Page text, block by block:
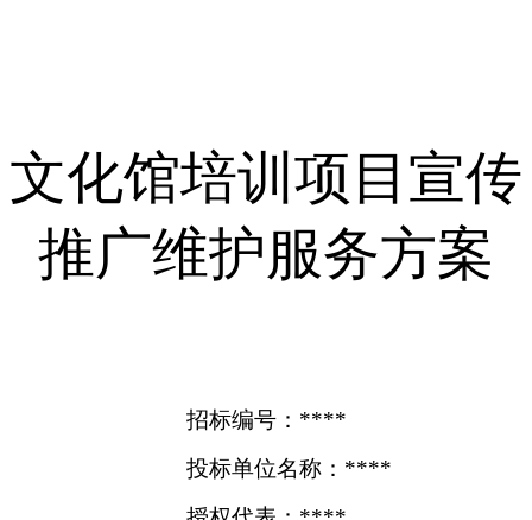
文化馆培训项目宣传
推广维护服务方案
招标编号：****
投标单位名称：****